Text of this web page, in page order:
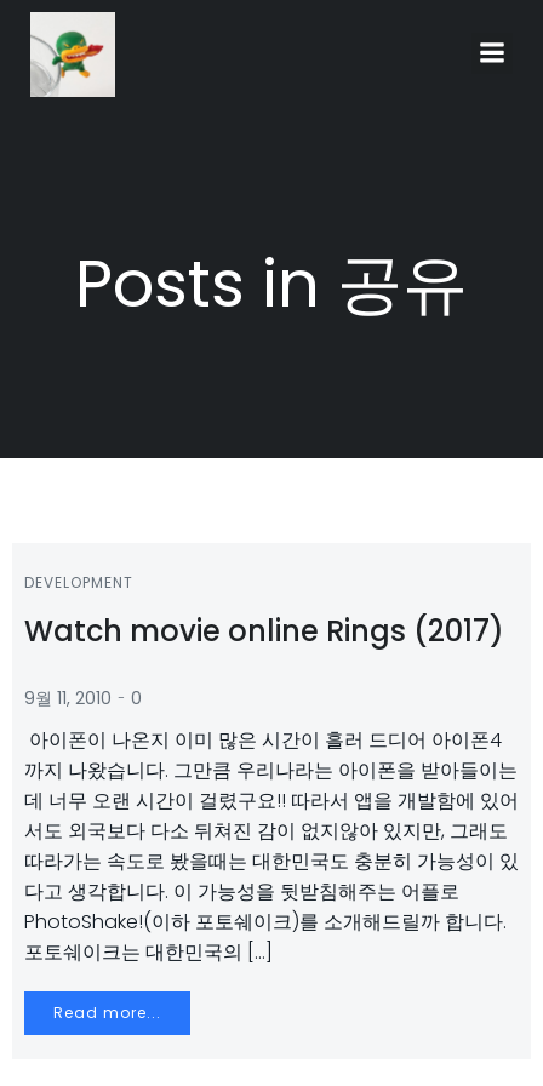
Posts in 공유
DEVELOPMENT
Watch movie online Rings (2017)
9월 11, 2010 - 0
아이폰이 나온지 이미 많은 시간이 흘러 드디어 아이폰4
까지 나왔습니다. 그만큼 우리나라는 아이폰을 받아들이는
데 너무 오랜 시간이 걸렸구요!! 따라서 앱을 개발함에 있어
서도 외국보다 다소 뒤쳐진 감이 없지않아 있지만, 그래도
따라가는 속도로 봤을때는 대한민국도 충분히 가능성이 있
다고 생각합니다. 이 가능성을 뒷받침해주는 어플로
PhotoShake!(이하 포토쉐이크)를 소개해드릴까 합니다.
포토쉐이크는 대한민국의 […]
Read more...